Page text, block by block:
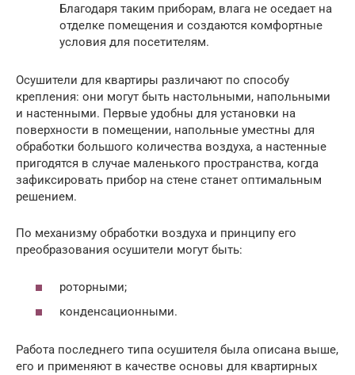
Благодаря таким приборам, влага не оседает на
отделке помещения и создаются комфортные
условия для посетителям.
Осушители для квартиры различают по способу
крепления: они могут быть настольными, напольными
и настенными. Первые удобны для установки на
поверхности в помещении, напольные уместны для
обработки большого количества воздуха, а настенные
пригодятся в случае маленького пространства, когда
зафиксировать прибор на стене станет оптимальным
решением.
По механизму обработки воздуха и принципу его
преобразования осушители могут быть:
роторными;
конденсационными.
Работа последнего типа осушителя была описана выше,
его и применяют в качестве основы для квартирных